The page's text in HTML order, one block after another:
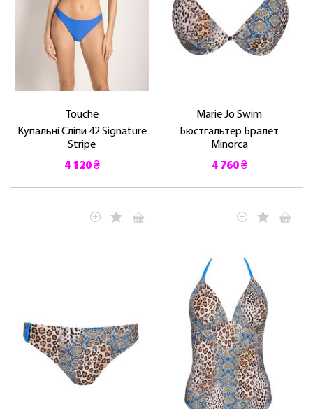
Touche
Купальні Сліпи 42 Signature
Stripe
4 120 ₴
Marie Jo Swim
Бюстгальтер Бралет
Minorca
4 760 ₴